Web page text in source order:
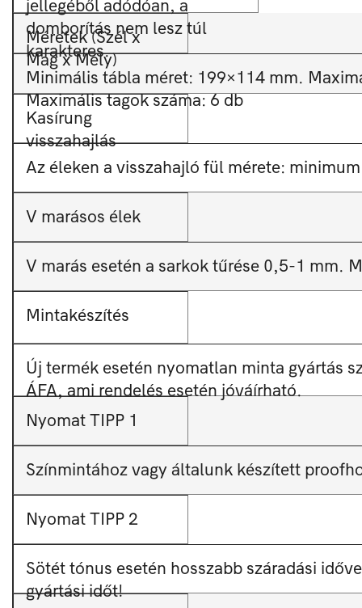
jellegéből adódóan, a
domborítás nem lesz túl
karakteres.
Méretek (Szél x
Mag x Mély)
Minimális tábla méret: 199×114 mm.
Maximális tagok száma: 6 db
Kasírung
visszahajlás
Az éleken a visszahajló fül mérete:
V marásos élek
V marás esetén a sarkok tűrése 0,5-1 mm.
Mintakészítés
Új termék esetén nyomatlan minta gyártás
ÁFA, ami rendelés esetén jóváírható.
Nyomat TIPP 1
Színmintához vagy általunk készített
Nyomat TIPP 2
Sötét tónus esetén hosszabb száradási
gyártási időt!